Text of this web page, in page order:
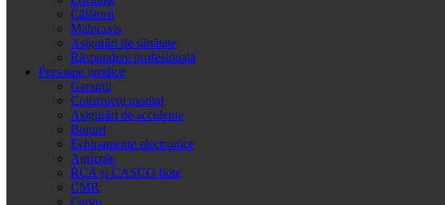
Călătorii
Malpraxis
Asigurări de sănătate
Răspundere profesională
Persoane juridice
Garanţii
Construcţii montaj
Asigurări de accidente
Bunuri
Echipamente electronice
Agricole
RCA și CASCO flote
CMR
Cargo